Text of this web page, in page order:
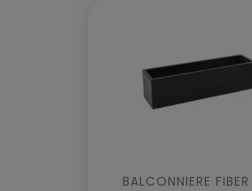
BALCONNIERE